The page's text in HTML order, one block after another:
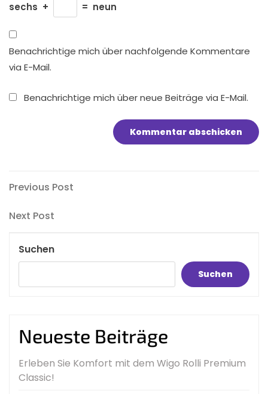
sechs + = neun
Benachrichtige mich über nachfolgende Kommentare
via E-Mail.
Benachrichtige mich über neue Beiträge via E-Mail.
Beitragsnavigation
Previous
Previous Post
Next
Next Post
Suchen
Suchen
Neueste Beiträge
Erleben Sie Komfort mit dem Wigo Rolli Premium
Classic!